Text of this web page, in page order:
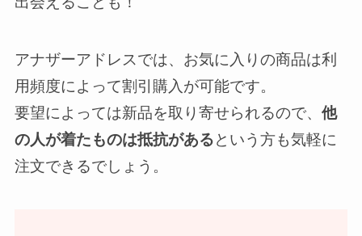
アナザーアドレスでは、お気に入りの商品は利
用頻度によって割引購入が可能です。
要望によっては新品を取り寄せられるので、 他
の人が着たものは抵抗があるという方も気軽に
注文できるでしょう。